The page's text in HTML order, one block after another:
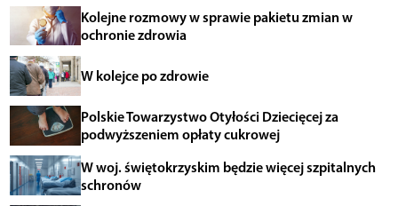
Kolejne rozmowy w sprawie pakietu zmian w
ochronie zdrowia
W kolejce po zdrowie
Polskie Towarzystwo Otyłości Dziecięcej za
podwyższeniem opłaty cukrowej
W woj. świętokrzyskim będzie więcej szpitalnych
schronów